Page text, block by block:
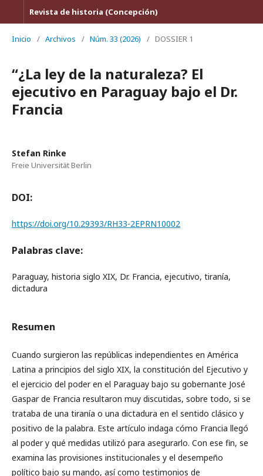
Revista de historia (Concepción)
Inicio / Archivos / Núm. 33 (2026) / DOSSIER 1
“¿La ley de la naturaleza? El
ejecutivo en Paraguay bajo el Dr.
Francia
Stefan Rinke
Freie Universität Berlin
DOI:
https://doi.org/10.29393/RH33-2EPRN10002
Palabras clave:
Paraguay, historia siglo XIX, Dr. Francia, ejecutivo, tiranía,
dictadura
Resumen
Cuando surgieron las repúblicas independientes en América
Latina a principios del siglo XIX, la constitución del Ejecutivo y
el ejercicio del poder en el Paraguay bajo su gobernante José
Gaspar de Francia resultaron muy discutidas, sobre todo, si se
trataba de una tiranía o una dictadura en el sentido clásico y
positivo de la palabra. Este artículo indaga cómo Francia llegó
al poder y qué medidas utilizó para asegurarlo. Con ese fin, se
examina las provisiones institucionales y el desempeño
político bajo su mando, así como testimonios de